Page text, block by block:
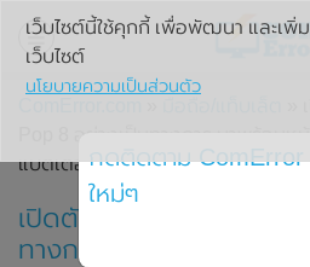
»
Pop 8 อย่างเป็นทางการ มาพร้อมห
แบตเตอรี่สุดอึดขนาดใหญ่ 5,000
เปิดตัวสมาร์ทโฟน Tecno
ทางการ มาพร้อมหน้าจอแ
เว็บไซต์นี้ใช้คุกกี้ เพื่อพัฒนา และเพิ่
เว็บไซต์
นโยบายความเป็นส่วนตัว
กดติดตาม ComError
ใหม่ๆ